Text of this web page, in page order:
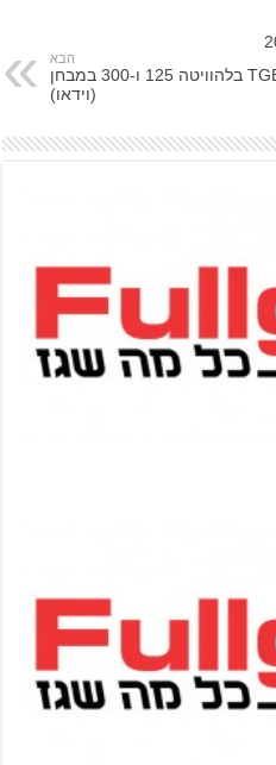
הבא
TGB בלהוויטה 125 ו-300 במבחן
(וידאו)